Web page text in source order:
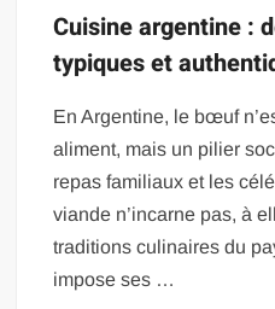
Cuisine argentine :
typiques et
En Argentine, le bœuf
aliment, mais un pilier
repas familiaux et les
viande n’incarne pas, à
traditions culinaires du
impose ses …